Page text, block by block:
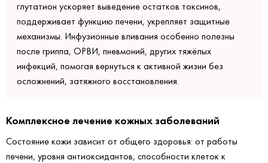
глутатион ускоряет выведение остатков токсинов,
поддерживает функцию печени, укрепляет защитные
механизмы. Инфузионные вливания особенно полезны
после гриппа, ОРВИ, пневмоний, других тяжёлых
инфекций, помогая вернуться к активной жизни без
осложнений, затяжного восстановления.
Комплексное лечение кожных заболеваний
Состояние кожи зависит от общего здоровья: от работы
печени, уровня антиоксидантов, способности клеток к